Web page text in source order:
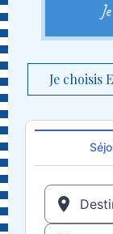
Je choisis